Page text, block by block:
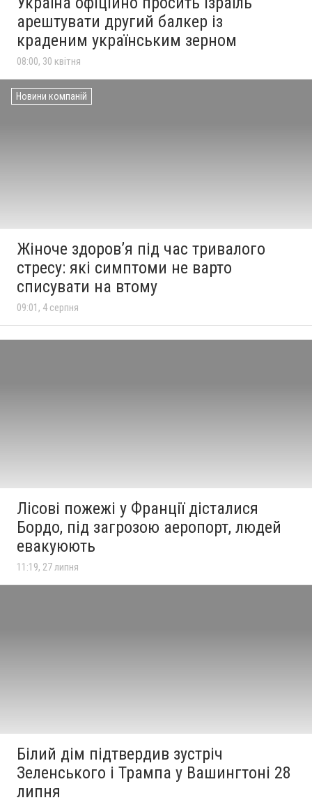
арештувати другий балкер із
краденим українським зерном
08:00, 30 квітня
Новини компаній
Жіноче здоров’я під час тривалого
стресу: які симптоми не варто
списувати на втому
09:01, 4 серпня
Лісові пожежі у Франції дісталися
Бордо, під загрозою аеропорт, людей
евакуюють
11:19, 27 липня
Білий дім підтвердив зустріч
Зеленського і Трампа у Вашингтоні 28
липня